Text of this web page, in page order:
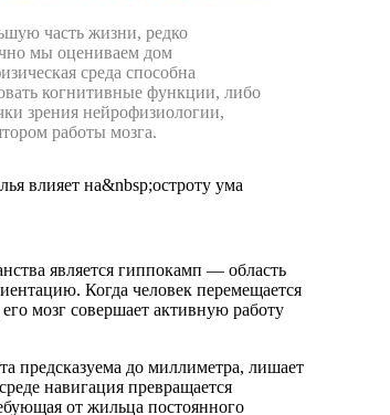
часть жизни, редко
мы оцениваем дом
среда способна
когнитивные функции, либо
зрения нейрофизиологии,
работы мозга.
является гиппокамп — область
Когда человек перемещается
мозг совершает активную работу
предсказуема до миллиметра, лишает
навигация превращается
от жильца постоянного